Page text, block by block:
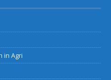
in Agri